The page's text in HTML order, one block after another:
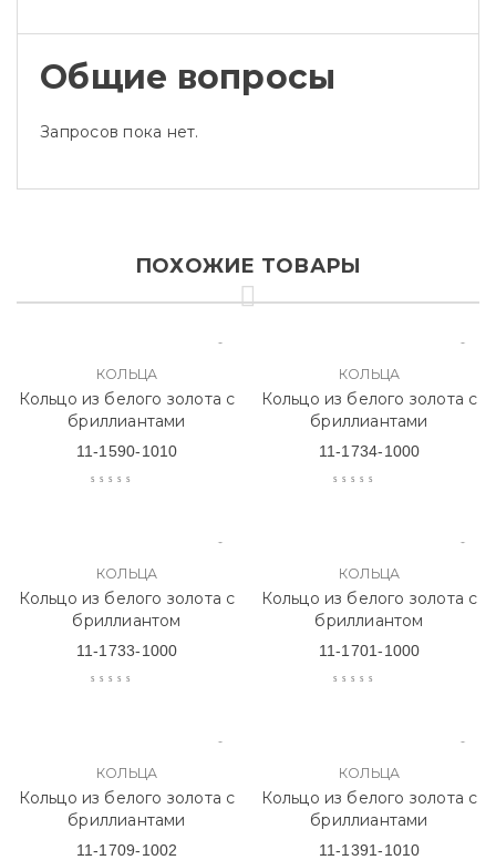
Общие вопросы
Запросов пока нет.
ПОХОЖИЕ ТОВАРЫ
КОЛЬЦА
Кольцо из белого золота с
бриллиантами
11-1590-1010
КОЛЬЦА
Кольцо из белого золота с
бриллиантами
11-1734-1000
КОЛЬЦА
Кольцо из белого золота с
бриллиантом
11-1733-1000
КОЛЬЦА
Кольцо из белого золота с
бриллиантом
11-1701-1000
КОЛЬЦА
Кольцо из белого золота с
бриллиантами
11-1709-1002
КОЛЬЦА
Кольцо из белого золота с
бриллиантами
11-1391-1010